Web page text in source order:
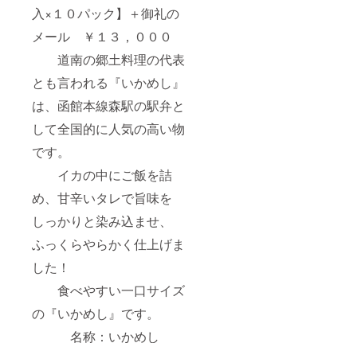
入×１０パック】＋御礼の
メール ￥１３，０００
道南の郷土料理の代表
とも言われる『いかめし』
は、函館本線森駅の駅弁と
して全国的に人気の高い物
です。
イカの中にご飯を詰
め、甘辛いタレで旨味を
しっかりと染み込ませ、
ふっくらやらかく仕上げま
した！
食べやすい一口サイズ
の『いかめし』です。
名称：いかめし